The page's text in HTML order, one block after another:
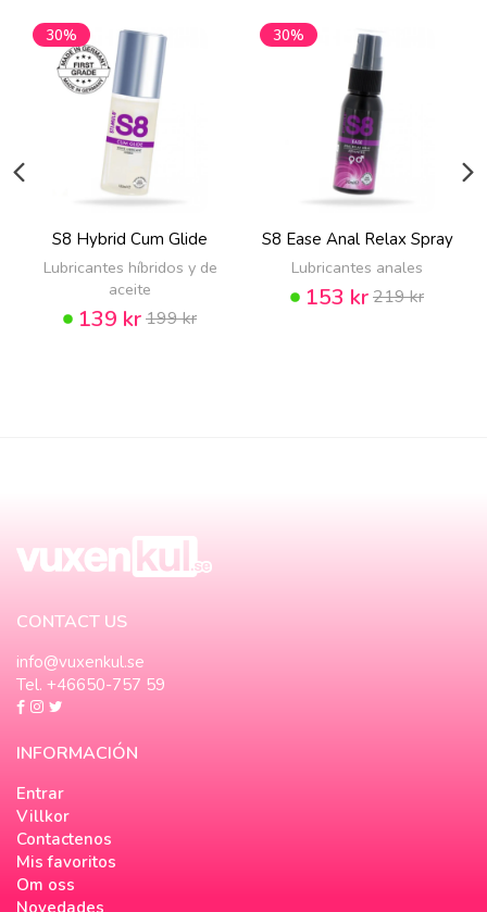
30%
S8 Hybrid Cum Glide
Lubricantes híbridos y de
aceite
139 kr199 kr
30%
S8 Ease Anal Relax Spray
Lubricantes anales
153 kr219 kr
CONTACT US
info@vuxenkul.se
Tel. +46650-757 59
INFORMACIÓN
Entrar
Villkor
Contactenos
Mis favoritos
Om oss
Novedades